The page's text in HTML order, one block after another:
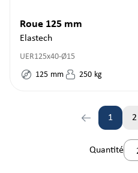
Roue 125 mm
Elastech
UER125x40-Ø15
125 mm 250 kg
Page
1 2
Quantité